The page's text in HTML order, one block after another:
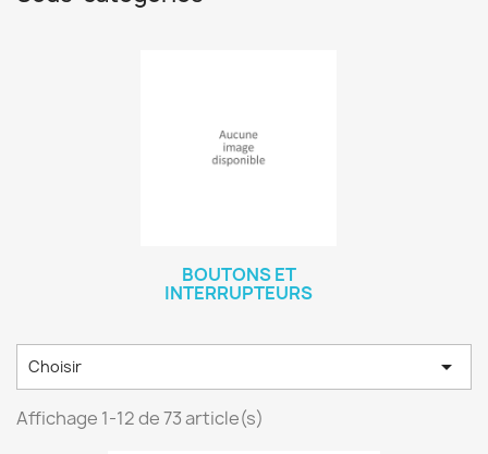
BOUTONS ET
INTERRUPTEURS
Choisir 
Affichage 1-12 de 73 article(s)